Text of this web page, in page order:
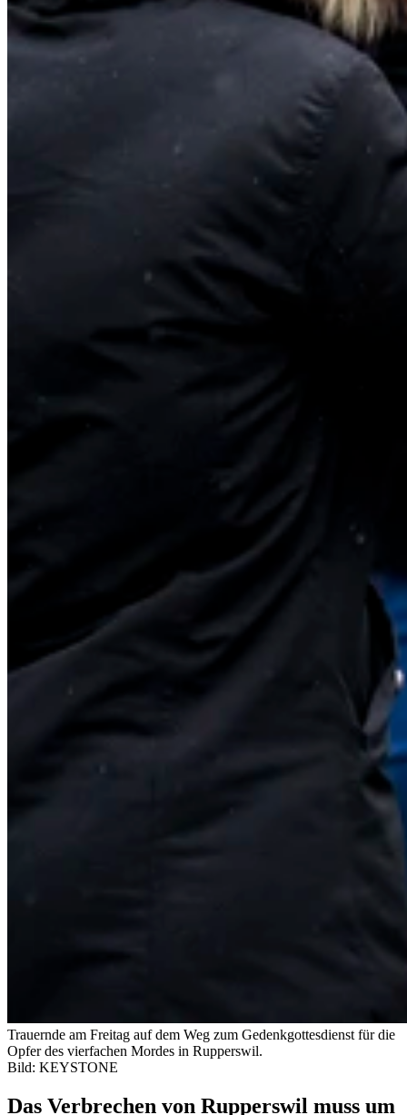
Trauernde am Freitag auf dem Weg zum Gedenkgottesdienst für die
Opfer des vierfachen Mordes in Rupperswil.
Bild: KEYSTONE
Das Verbrechen von Rupperswil muss um